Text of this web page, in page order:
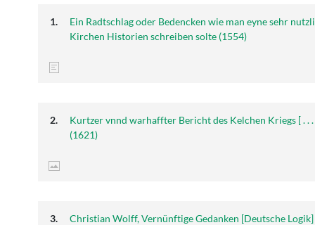
Ein Radtschlag oder Bedencken wie man eyne sehr
Kirchen Historien schreiben solte (1554)
Kurtzer vnnd warhaffter Bericht des Kelchen Kriegs [ . . .
(1621)
Christian Wolff, Vernünftige Gedanken [Deutsche Logik]